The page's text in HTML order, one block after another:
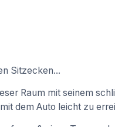
Sitzecken...
Raum mit seinem
dem Auto leicht zu